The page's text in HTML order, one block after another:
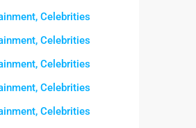
Celebrities
Celebrities
Celebrities
Celebrities
Celebrities